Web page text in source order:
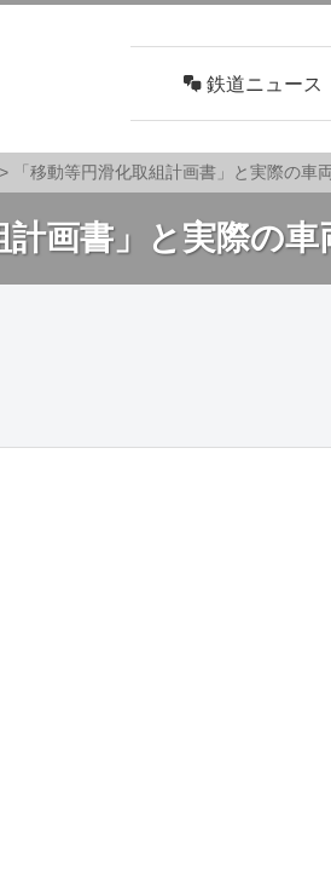
鉄道ニュース
車両技術
> 「移動等円滑化取組計画書」と実際の車
計画書」と実際の